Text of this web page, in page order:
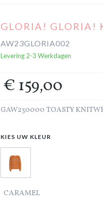
GLORIA! GLORIA!
AW23GLORIA002
Levering 2-3 Werkdagen
€ 159,00
GAW230000 TOASTY
KIES UW KLEUR
CARAMEL